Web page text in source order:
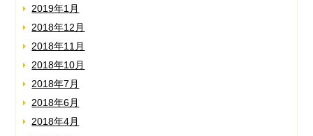
2019年1月
2018年12月
2018年11月
2018年10月
2018年7月
2018年6月
2018年4月